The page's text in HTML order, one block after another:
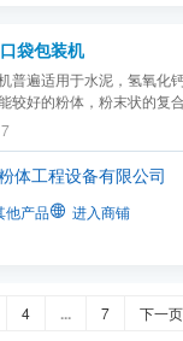
袋包装机
普遍适用于水泥，氢氧化
较好的粉体，粉末状的复
体工程设备有限公司
他产品 进入商铺
4 ... 7 下一页